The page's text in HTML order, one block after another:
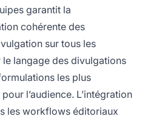
garantit la
cohérente des
sur tous les
le langage des divulgations
les plus
l’audience. L’intégration
les workflows éditoriaux